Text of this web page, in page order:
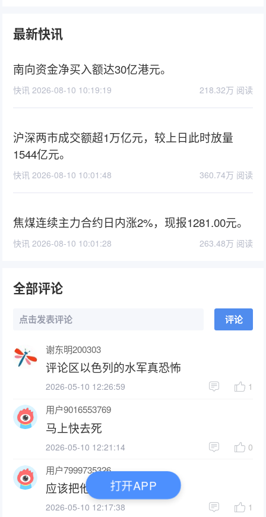
最新快讯
南向资金净买入额达30亿港元。
快讯 2026-08-10 10:19:19 218.32万 阅读
沪深两市成交额超1万亿元，较上日此时放量
1544亿元。
快讯 2026-08-10 10:01:48 360.74万 阅读
焦煤连续主力合约日内涨2%，现报1281.00元。
快讯 2026-08-10 10:01:28 263.48万 阅读
全部评论
点击发表评论 评论
谢东明200303
评论区以色列的水军真恐怖
2026-05-10 12:26:59 1
用户9016553769
马上快去死
2026-05-10 12:21:14 0
用户7999735326
应该把他们 赶到加沙去。。
2026-05-10 12:17:38 1
打开APP